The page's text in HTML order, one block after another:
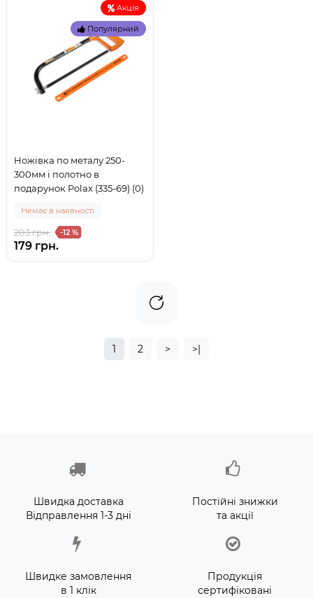
Акція
Популярний
Ножівка по металу 250-
300мм і полотно в
подарунок Polax (335-69) (0)
Немає в наявності
203 грн. -12 %
179 грн.
1 2 > >|
Швидка доставка
Відправлення 1-3 дні
Постійні знижки
та акції
Швидке замовлення
в 1 клік
Продукція
сертифіковані